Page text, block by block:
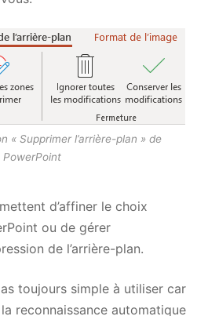
« Supprimer l’arrière-plan » de
PowerPoint
d’affiner le choix
ou de gérer
de l’arrière-plan.
toujours simple à utiliser car
reconnaissance automatique